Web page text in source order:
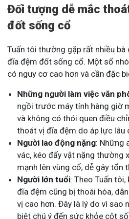
Đối tượng dễ mắc
đốt sống cổ
Tuấn tôi thường gặp rất nhiều bà
đĩa đệm đốt sống cổ. Một số
có nguy cơ cao hơn và cần đặc
Những người làm việc văn
ngồi trước máy tính hàng giờ
và không có thói quen điều
thoát vị đĩa đệm do áp lực lâu
Người lao động nặng: Những
vác, kéo đẩy vật nặng thường
mạnh lên vùng cổ, dễ gây tổn
Người lớn tuổi: Theo Tuấn
đĩa đệm cũng bị thoái hóa,
vị cao hơn. Đây là lý do vì sao
biệt chú ý đến sức khỏe cột